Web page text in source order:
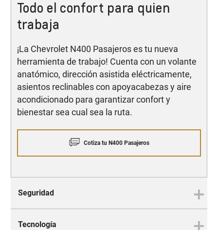
Todo el confort para quien
trabaja
¡La Chevrolet N400 Pasajeros es tu nueva
herramienta de trabajo! Cuenta con un volante
anatómico, dirección asistida eléctricamente,
asientos reclinables con apoyacabezas y aire
acondicionado para garantizar confort y
bienestar sea cual sea la ruta.
Cotiza tu N400 Pasajeros
Seguridad
Tecnología